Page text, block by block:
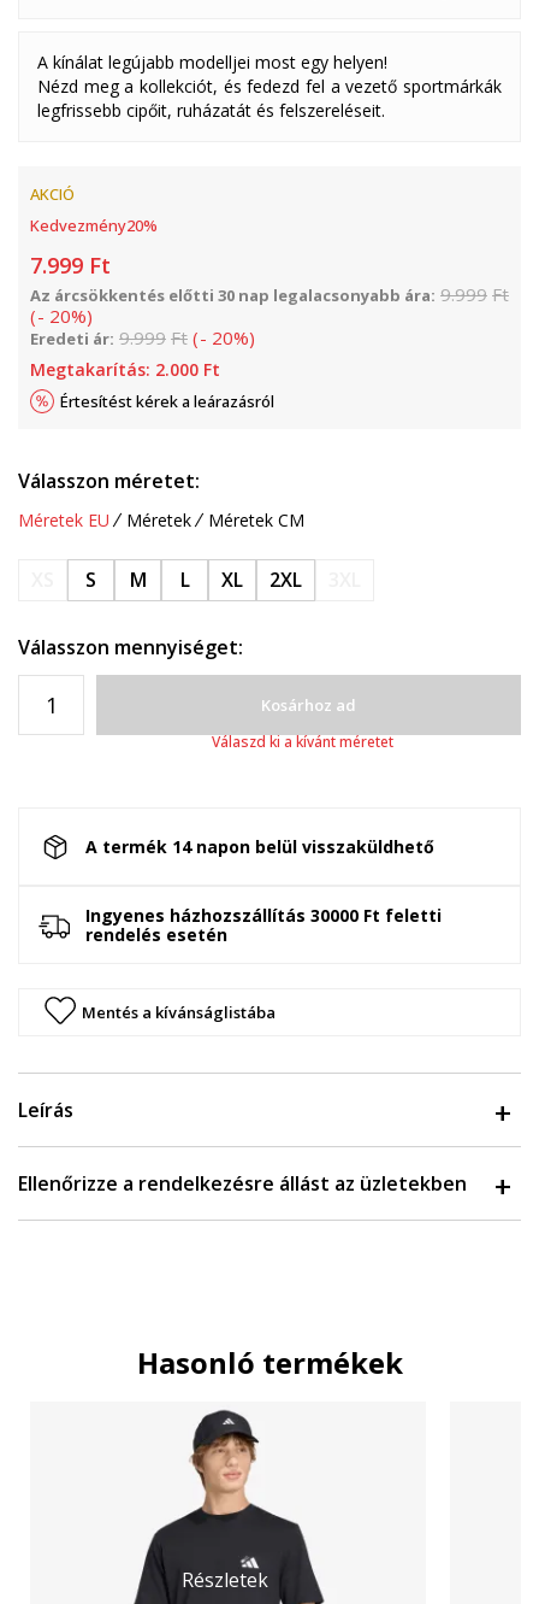
A kínálat legújabb modelljei most egy helyen!
Nézd meg a kollekciót, és fedezd fel a vezető sportmárkák
legfrissebb cipőit, ruházatát és felszereléseit.
AKCIÓ
Kedvezmény20%
7.999 Ft
Az árcsökkentés előtti 30 nap legalacsonyabb ára: 9.999 Ft
(- 20%)
Eredeti ár: 9.999 Ft (- 20%)
Megtakarítás: 2.000 Ft
Értesítést kérek a leárazásról
Válasszon méretet:
Méretek EU Méretek Méretek CM
S M L XL 2XL
Válasszon mennyiséget:
Kosárhoz ad
Válaszd ki a kívánt méretet
A termék 14 napon belül visszaküldhető
Ingyenes házhozszállítás 30000 Ft feletti
rendelés esetén
Mentés a kívánságlistába
Leírás
Ellenőrizze a rendelkezésre állást az üzletekben
Hasonló termékek
Részletek